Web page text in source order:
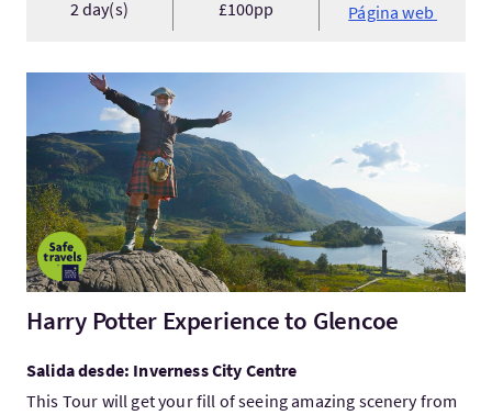
2 day(s) £100pp
Página web
Visita:Harry Potter Experience to Glencoe
Harry Potter Experience to Glencoe
Salida desde: Inverness City Centre
This Tour will get your fill of seeing amazing scenery from